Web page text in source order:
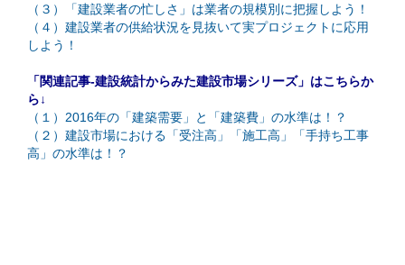
（３）「建設業者の忙しさ」は業者の規模別に把握しよう！
（４）建設業者の供給状況を見抜いて実プロジェクトに応用
しよう！
「関連記事-建設統計からみた建設市場シリーズ」はこちらか
ら↓
（１）2016年の「建築需要」と「建築費」の水準は！？
（２）建設市場における「受注高」「施工高」「手持ち工事
高」の水準は！？